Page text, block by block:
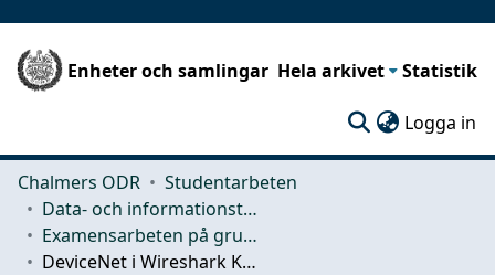
Enheter och samlingar Hela arkivet Statistik
Logga in
Chalmers ODR
Studentarbeten
Data- och informationsteknik (CSE)
Examensarbeten på grundnivå
DeviceNet i Wireshark Konstruktionen av ett tillägg